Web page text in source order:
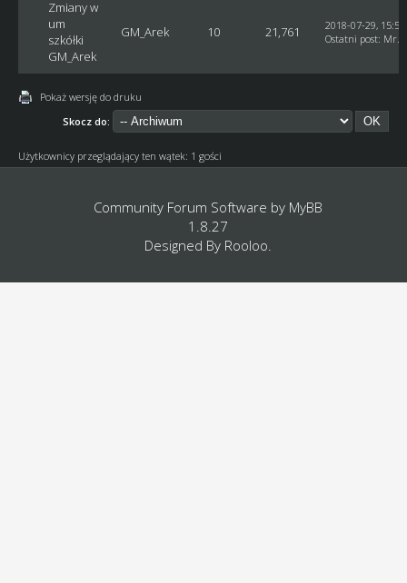
Zmiany w
um
szkółki
GM_Arek
GM_Arek 10 21,761
2018-07-29,
Ostatni post: Mr.
Pokaż wersję do druku
Skocz do:
Użytkownicy przeglądający ten wątek: 1 gości
Community Forum Software by MyBB
1.8.27
Designed By Rooloo.